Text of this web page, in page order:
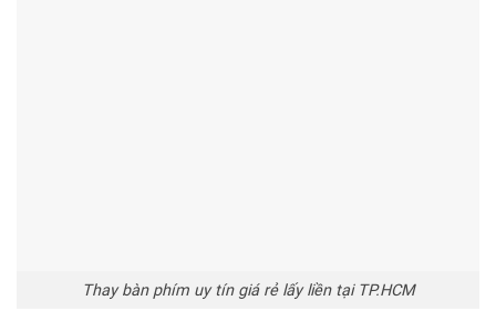
Thay bàn phím uy tín giá rẻ lấy liền tại TP.HCM